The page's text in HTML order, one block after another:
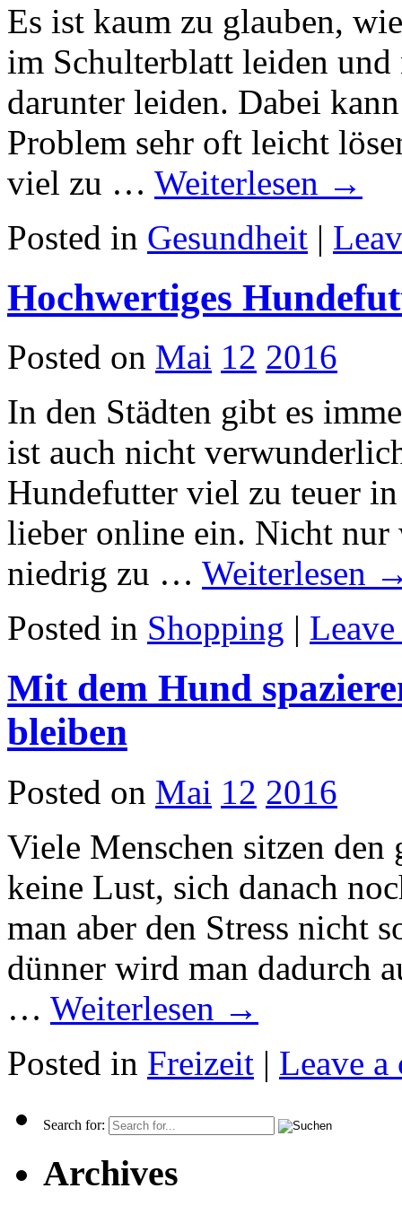
Es ist kaum zu glauben,
im Schulterblatt leiden
darunter leiden. Dabei
Problem sehr oft leicht
viel zu … Weiterlesen →
Posted in Gesundheit |
Hochwertiges
Posted on Mai 12 2016
In den Städten gibt es
ist auch nicht
Hundefutter viel zu teuer
lieber online ein. Nicht nur
niedrig zu … Weiterlesen
Posted in Shopping |
Mit dem Hund
bleiben
Posted on Mai 12 2016
Viele Menschen sitzen den
keine Lust, sich danach
man aber den Stress nicht
dünner wird man dadurch
… Weiterlesen →
Posted in Freizeit | Leave a
Search for:
Archives